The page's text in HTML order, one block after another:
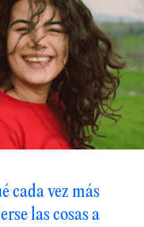
cada vez más
las cosas a